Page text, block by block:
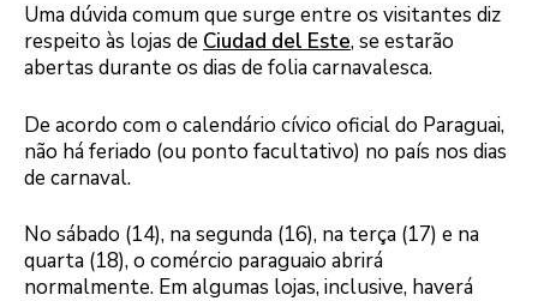
Uma dúvida comum que surge entre os visitantes diz
respeito às lojas de Ciudad del Este, se estarão
abertas durante os dias de folia carnavalesca.
De acordo com o calendário cívico oficial do Paraguai,
não há feriado (ou ponto facultativo) no país nos dias
de carnaval.
No sábado (14), na segunda (16), na terça (17) e na
quarta (18), o comércio paraguaio abrirá
normalmente. Em algumas lojas, inclusive, haverá